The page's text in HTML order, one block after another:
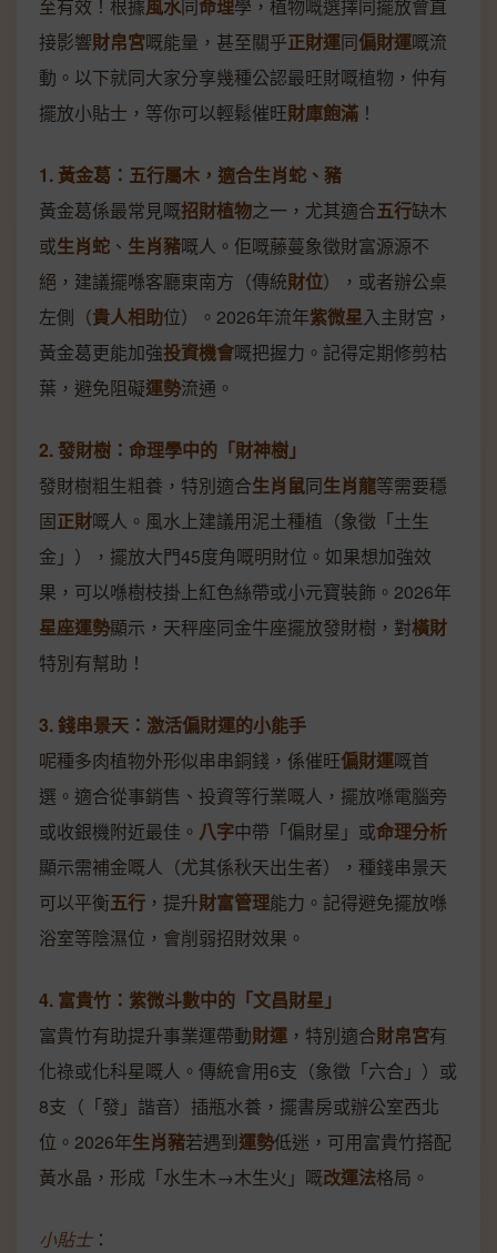
至有效！根據風水同命理學，植物嘅選擇同擺放會直
接影響財帛宮嘅能量，甚至關乎正財運同偏財運嘅流
動。以下就同大家分享幾種公認最旺財嘅植物，仲有
擺放小貼士，等你可以輕鬆催旺財庫飽滿 ！
1. 黃金葛：五行屬木，適合生肖蛇、豬
黃金葛係最常見嘅招財植物之一，尤其適合五行缺木
或生肖蛇 、 生肖豬嘅人。佢嘅藤蔓象徵財富源源不
絕，建議擺喺客廳東南方（傳統財位），或者辦公桌
左側（貴人相助位）。2026年流年紫微星入主財宮，
黃金葛更能加強投資機會嘅把握力。記得定期修剪枯
葉，避免阻礙運勢流通。
2. 發財樹：命理學中的「財神樹」
發財樹粗生粗養，特別適合生肖鼠同生肖龍等需要穩
固正財嘅人。風水上建議用泥土種植（象徵「土生
金」），擺放大門45度角嘅明財位。如果想加強效
果，可以喺樹枝掛上紅色絲帶或小元寶裝飾。2026年
星座運勢顯示，天秤座同金牛座擺放發財樹，對橫財
特別有幫助！
3. 錢串景天：激活偏財運的小能手
呢種多肉植物外形似串串銅錢，係催旺偏財運嘅首
選。適合從事銷售、投資等行業嘅人，擺放喺電腦旁
或收銀機附近最佳。 八字中帶「偏財星」或命理分析
顯示需補金嘅人（尤其係秋天出生者），種錢串景天
可以平衡五行 ，提升財富管理能力。記得避免擺放喺
浴室等陰濕位，會削弱招財效果。
4. 富貴竹：紫微斗數中的「文昌財星」
富貴竹有助提升事業運帶動財運 ，特別適合財帛宮有
化祿或化科星嘅人。傳統會用6支（象徵「六合」）或
8支（「發」諧音）插瓶水養，擺書房或辦公室西北
位。2026年生肖豬若遇到運勢低迷，可用富貴竹搭配
黃水晶，形成「水生木→木生火」嘅改運法格局。
小貼士：